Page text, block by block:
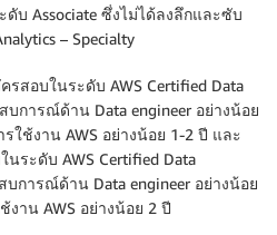
ดับ Associate ซึ่งไม่ได้ลงลึกและซับ
– Specialty
สอบในระดับ AWS Certified Data
บการณ์ด้าน Data engineer อย่างน้อย
ใช้งาน AWS อย่างน้อย 1-2 ปี และ
ระดับ AWS Certified Data
บการณ์ด้าน Data engineer อย่างน้อย
าน AWS อย่างน้อย 2 ปี